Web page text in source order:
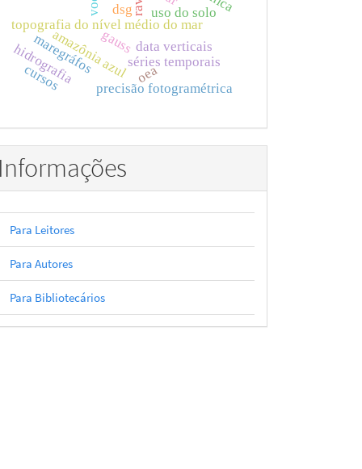
data verticais
topografia do nível médio do mar
amazônia azul
uso do solo
séries temporais
maregráfos
hidrografia
dsg
precisão fotogramétrica
gauss
oea
cursos
Informações
Para Leitores
Para Autores
Para Bibliotecários